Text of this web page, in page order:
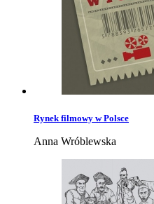
Rynek filmowy w Polsce
Anna Wróblewska